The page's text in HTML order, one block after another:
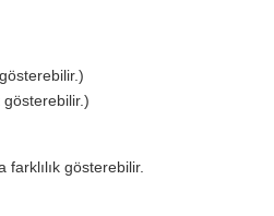
farklılık gösterebilir.